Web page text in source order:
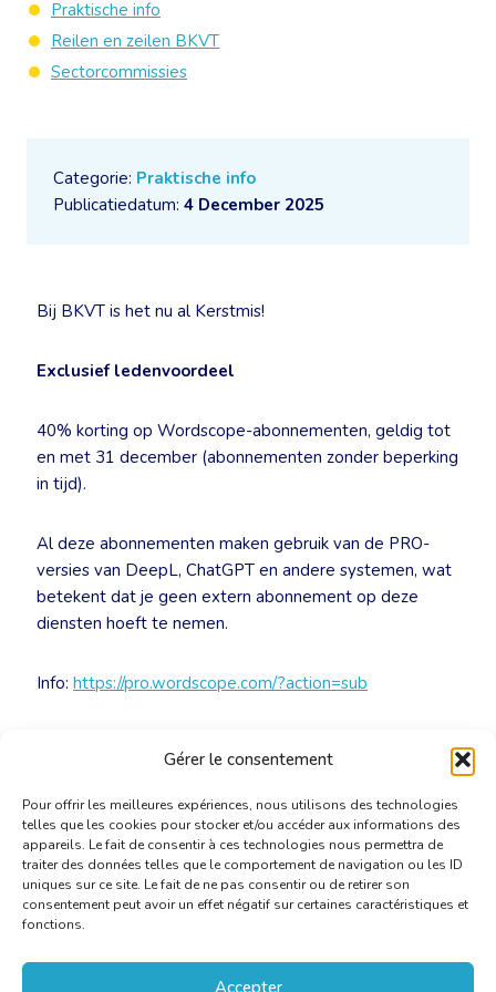
Gérer le consentement
Pour offrir les meilleures expériences, nous utilisons des technologies
telles que les cookies pour stocker et/ou accéder aux informations des
appareils. Le fait de consentir à ces technologies nous permettra de
traiter des données telles que le comportement de navigation ou les ID
uniques sur ce site. Le fait de ne pas consentir ou de retirer son
consentement peut avoir un effet négatif sur certaines caractéristiques et
fonctions.
Accepter
Categorie: Praktische info
Publicatiedatum: 4 December 2025
Bij BKVT is het nu al Kerstmis!
Exclusief ledenvoordeel
40% korting op Wordscope-abonnementen, geldig tot
en met 31 december (abonnementen zonder beperking
in tijd).
Al deze abonnementen maken gebruik van de PRO-
versies van DeepL, ChatGPT en andere systemen, wat
betekent dat je geen extern abonnement op deze
diensten hoeft te nemen.
Info: https://pro.wordscope.com/?action=sub
Praktische info
Reilen en zeilen BKVT
Sectorcommissies